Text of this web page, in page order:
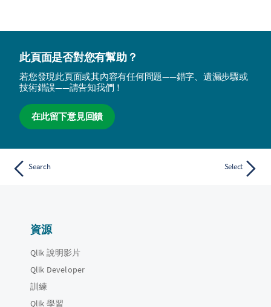
此頁面是否對您有幫助？
若您發現此頁面或其內容有任何問題——錯字、遺漏步驟或
技術錯誤——請告知我們！
在此留下意見回饋
Search Select
資源
Qlik 說明影片
Qlik Developer
訓練
Qlik 學習